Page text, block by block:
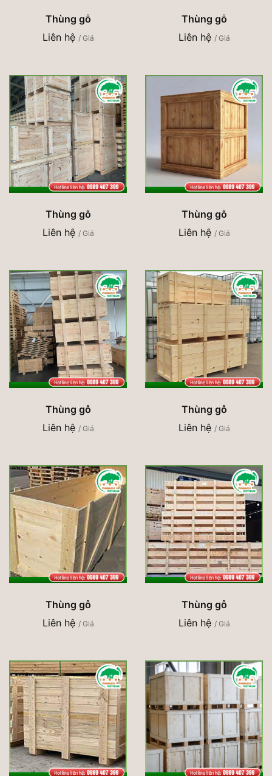
Thùng gỗ
Liên hệ / Giá
Thùng gỗ
Liên hệ / Giá
Thùng gỗ
Liên hệ / Giá
Thùng gỗ
Liên hệ / Giá
Thùng gỗ
Liên hệ / Giá
Thùng gỗ
Liên hệ / Giá
Thùng gỗ
Liên hệ / Giá
Thùng gỗ
Liên hệ / Giá